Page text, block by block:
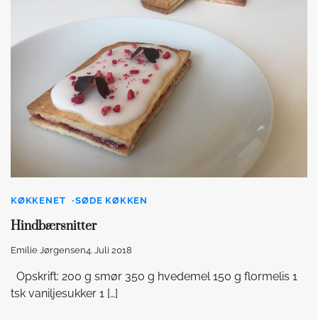
KØKKENET SØDE KØKKEN
Hindbærsnitter
Emilie Jørgensen4. Juli 2018
Opskrift: 200 g smør 350 g hvedemel 150 g flormelis 1
tsk vaniljesukker 1 […]